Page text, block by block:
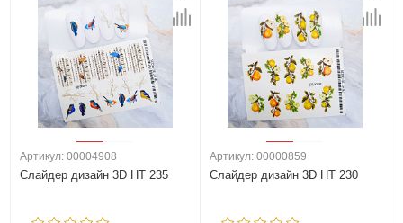
Артикул: 00004908
Слайдер дизайн 3D HT 235
Артикул: 00000859
Слайдер дизайн 3D HT 230